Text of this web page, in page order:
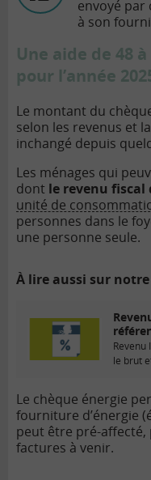
envoyé
à son
Une aide de 48
pour l’année
Le montant du
selon les revenus et
inchangé depuis
Les ménages qui
dont le revenu fiscal
unité de
personnes dans le
une personne seule.
À lire aussi sur
le brut
Le chèque énergie
fourniture d’énergie
peut être pré-
factures à venir.